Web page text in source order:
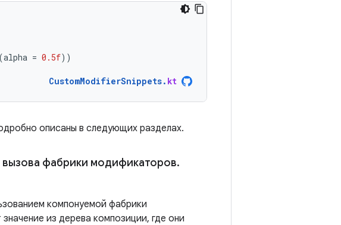
(alpha = 0.5f))
CustomModifierSnippets. kt
описаны в следующих разделах.
фабрики модификаторов.
компонуемой фабрики
из дерева композиции, где они